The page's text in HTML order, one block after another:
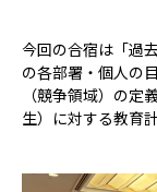
今回の合宿は「過
の各部署・個人の
（競争領域）の
生）に対する教育